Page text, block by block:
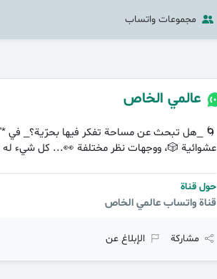
مجموعات واتساب
عالمي الخاص
🌀 _هل تبحث عن مساحة تفكر فيها بحرّية؟_ في
عشوائية 🎲، ووجهات نظر مختلفة 👀... كل شيء له
حول قناة
قناة واتساب عالمي الخاص
مشاركة الإبلاغ عن